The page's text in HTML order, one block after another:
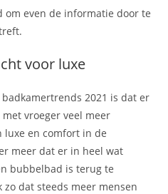
om even de informatie door te
voor luxe
2021 is dat er
vroeger veel meer
luxe en comfort in de
meer dat er in heel wat
bubbelbad is terug te
dat steeds meer mensen